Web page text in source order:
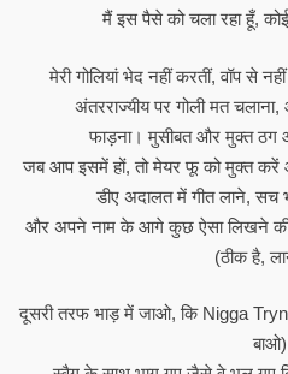
मैं इस पैसे को चला रहा हूँ,
मेरी गोलियां भेद नहीं करतीं, वॉप से
अंतरराज्यीय पर गोली मत
फाड़ना। मुसीबत और मुक्त ठग
जब आप इसमें हों, तो मेयर फू को मुक्त करें
डीए अदालत में गीत लाने, सच
और अपने नाम के आगे कुछ ऐसा लिखने
(ठीक है,
दूसरी तरफ भाड़ में जाओ, कि Nigga
बाओ)